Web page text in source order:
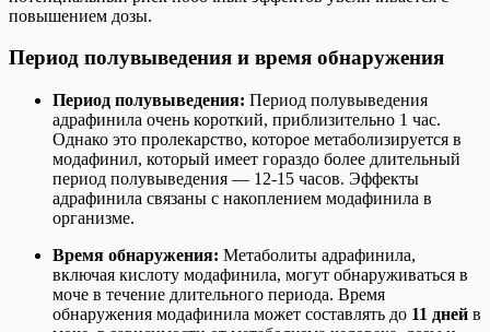
повышением дозы.
Период полувыведения и время обнаружения
Период полувыведения: Период полувыведения
адрафинила очень короткий, приблизительно 1 час.
Однако это пролекарство, которое метаболизируется в
модафинил, который имеет гораздо более длительный
период полувыведения — 12-15 часов. Эффекты
адрафинила связаны с накоплением модафинила в
организме.
Время обнаружения: Метаболиты адрафинила,
включая кислоту модафинила, могут обнаруживаться в
моче в течение длительного периода. Время
обнаружения модафинила может составлять до 11 дней в